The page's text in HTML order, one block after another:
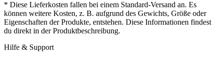
* Diese Lieferkosten fallen bei einem Standard-Versand an. Es
können weitere Kosten, z. B. aufgrund des Gewichts, Größe oder
Eigenschaften der Produkte, entstehen. Diese Informationen findest
du direkt in der Produktbeschreibung.
Hilfe & Support